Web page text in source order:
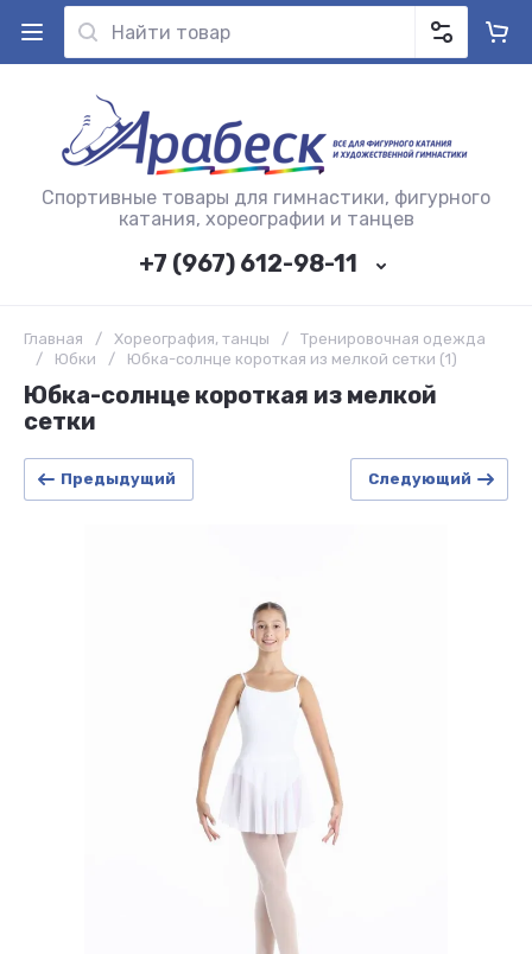
Спортивные товары для гимнастики, фигурного
катания, хореографии и танцев
+7 (967) 612-98-11
Главная / Хореография, танцы /
Тренировочная одежда
/
Юбки / Юбка-солнце короткая из мелкой сетки (1)
Юбка-солнце короткая из мелкой
сетки
Предыдущий Следующий